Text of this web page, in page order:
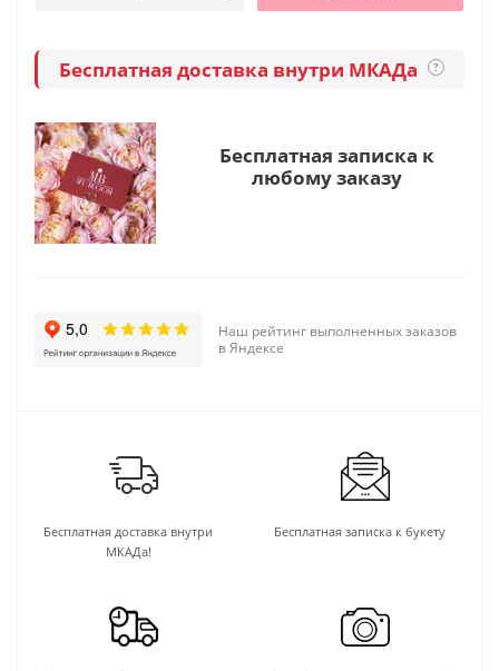
Бесплатная доставка внутри МКАДа ?
Бесплатная записка к
любому заказу
Наш рейтинг выполненных заказов
в Яндексе
Бесплатная доставка внутри
МКАДа!
Бесплатная записка к букету